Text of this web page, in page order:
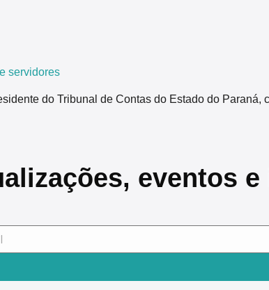
servidores
do Tribunal de Contas do Estado do Paraná,
eventos